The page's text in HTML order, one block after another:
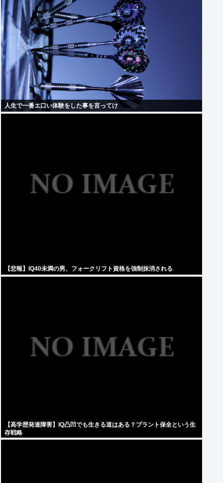
人生で一番エ口い体験をした事を言ってけ
【悲報】IQ40未満の男、フォークリフト資格を強制抹消される
【高学歴発達障害】IQ凸凹でも生きる道はある？プラント保全という生
存戦略